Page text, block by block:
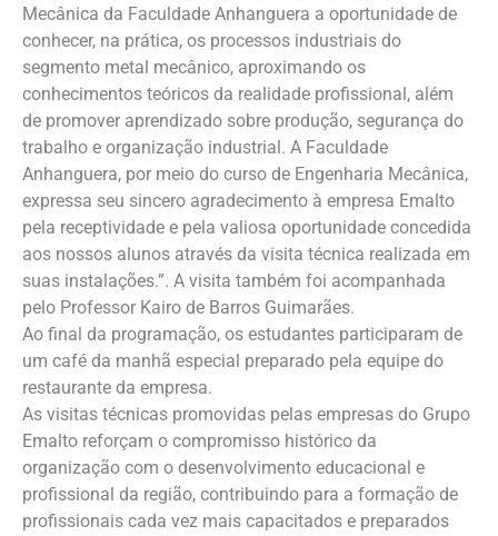
Mecânica da Faculdade Anhanguera a oportunidade de
conhecer, na prática, os processos industriais do
segmento metal mecânico, aproximando os
conhecimentos teóricos da realidade profissional, além
de promover aprendizado sobre produção, segurança do
trabalho e organização industrial. A Faculdade
Anhanguera, por meio do curso de Engenharia Mecânica,
expressa seu sincero agradecimento à empresa Emalto
pela receptividade e pela valiosa oportunidade concedida
aos nossos alunos através da visita técnica realizada em
suas instalações.”. A visita também foi acompanhada
pelo Professor Kairo de Barros Guimarães.
Ao final da programação, os estudantes participaram de
um café da manhã especial preparado pela equipe do
restaurante da empresa.
As visitas técnicas promovidas pelas empresas do Grupo
Emalto reforçam o compromisso histórico da
organização com o desenvolvimento educacional e
profissional da região, contribuindo para a formação de
profissionais cada vez mais capacitados e preparados